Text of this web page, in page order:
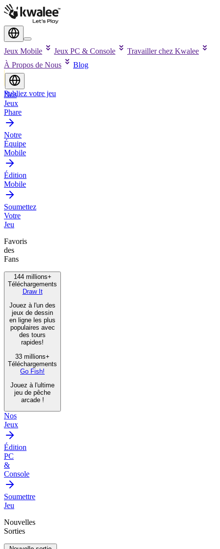
Jeux Mobile Jeux PC & Console
Travailler chez Kwalee
À Propos de Nous
Blog
Publiez votre jeu
Nos
Jeux
Phare
Notre
Équipe
Mobile
Édition
Mobile
Soumettez
Votre
Jeu
Favoris
des
Fans
144 millions+
Téléchargements
Draw It
Jouez à l'un des
jeux de dessin
en ligne les plus
populaires avec
des tours
rapides!
33 millions+
Téléchargements
Go Fish!
Jouez à l'ultime
jeu de pêche
arcade !
Nos
Jeux
Édition
PC
&
Console
Soumettre
Jeu
Nouvelles
Sorties